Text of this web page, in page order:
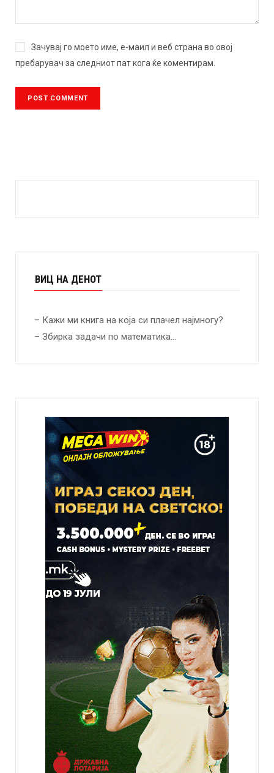
Зачувај го моето име, е-маил и веб страна во овој
пребарувач за следниот пат кога ќе коментирам.
ВИЦ НА ДЕНОТ
– Кажи ми книга на која си плачел најмногу?
– Збирка задачи по математика…